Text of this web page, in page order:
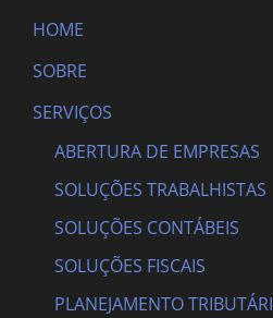
HOME
SOBRE
SERVIÇOS
ABERTURA DE EMPRESAS
SOLUÇÕES TRABALHISTAS
SOLUÇÕES CONTÁBEIS
SOLUÇÕES FISCAIS
PLANEJAMENTO